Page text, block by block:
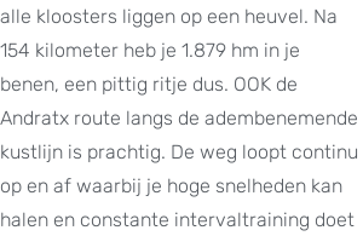
alle kloosters liggen op een heuvel. Na
154 kilometer heb je 1.879 hm in je
benen, een pittig ritje dus. OOK de
Andratx route langs de adembenemende
kustlijn is prachtig. De weg loopt continu
op en af waarbij je hoge snelheden kan
halen en constante intervaltraining doet